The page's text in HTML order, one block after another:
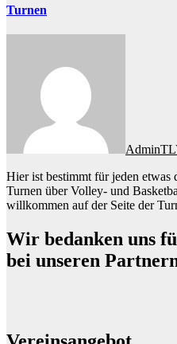
Turnen
Hier ist bestimmt für jeden etwas dabei – ob groß oder klein.Von
Turnen über Volley- und
willkommen auf der Seite der
Wir bedanken uns
bei unseren